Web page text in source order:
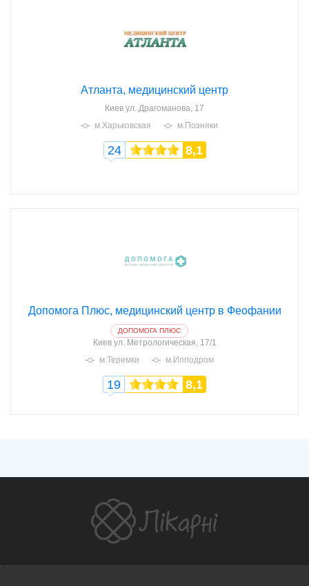
Атланта, медицинский центр
Киев ул. Драгоманова, 17
м.Харьковская
м.Позняки
24 8,1
Допомога Плюс, медицинский центр в Феофании
ДОПОМОГА ПЛЮС
Киев ул. Метрологическая, 17/1
м.Теремки
м.Ипподром
19 8,1